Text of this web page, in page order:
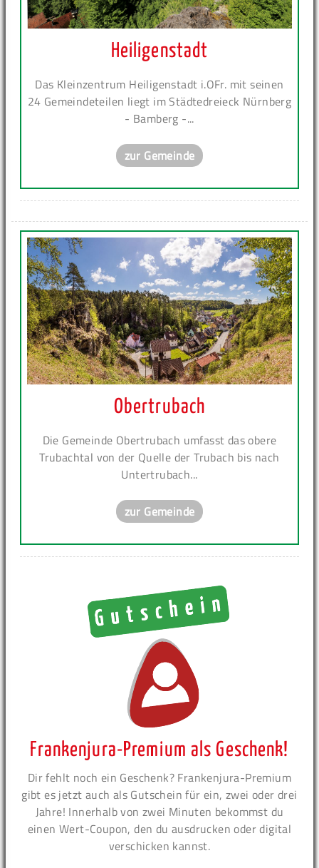
Heiligenstadt
Das Kleinzentrum Heiligenstadt i.OFr. mit seinen
24 Gemeindeteilen liegt im Städtedreieck Nürnberg
- Bamberg -...
zur Gemeinde
Obertrubach
Die Gemeinde Obertrubach umfasst das obere
Trubachtal von der Quelle der Trubach bis nach
Untertrubach...
zur Gemeinde
Frankenjura-Premium als Geschenk!
Dir fehlt noch ein Geschenk? Frankenjura-Premium
gibt es jetzt auch als Gutschein für ein, zwei oder drei
Jahre! Innerhalb von zwei Minuten bekommst du
einen Wert-Coupon, den du ausdrucken oder digital
verschicken kannst.